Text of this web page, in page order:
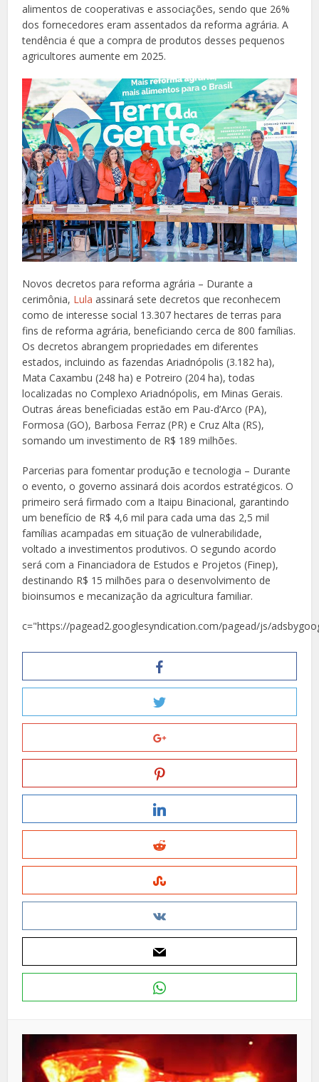
alimentos de cooperativas e associações, sendo que 26%
dos fornecedores eram assentados da reforma agrária. A
tendência é que a compra de produtos desses pequenos
agricultores aumente em 2025.
Novos decretos para reforma agrária – Durante a
cerimônia, Lula assinará sete decretos que reconhecem
como de interesse social 13.307 hectares de terras para
fins de reforma agrária, beneficiando cerca de 800 famílias.
Os decretos abrangem propriedades em diferentes
estados, incluindo as fazendas Ariadnópolis (3.182 ha),
Mata Caxambu (248 ha) e Potreiro (204 ha), todas
localizadas no Complexo Ariadnópolis, em Minas Gerais.
Outras áreas beneficiadas estão em Pau-d’Arco (PA),
Formosa (GO), Barbosa Ferraz (PR) e Cruz Alta (RS),
somando um investimento de R$ 189 milhões.
Parcerias para fomentar produção e tecnologia – Durante
o evento, o governo assinará dois acordos estratégicos. O
primeiro será firmado com a Itaipu Binacional, garantindo
um benefício de R$ 4,6 mil para cada uma das 2,5 mil
famílias acampadas em situação de vulnerabilidade,
voltado a investimentos produtivos. O segundo acordo
será com a Financiadora de Estudos e Projetos (Finep),
destinando R$ 15 milhões para o desenvolvimento de
bioinsumos e mecanização da agricultura familiar.
c="https://pagead2.googlesyndication.com/pagead/js/